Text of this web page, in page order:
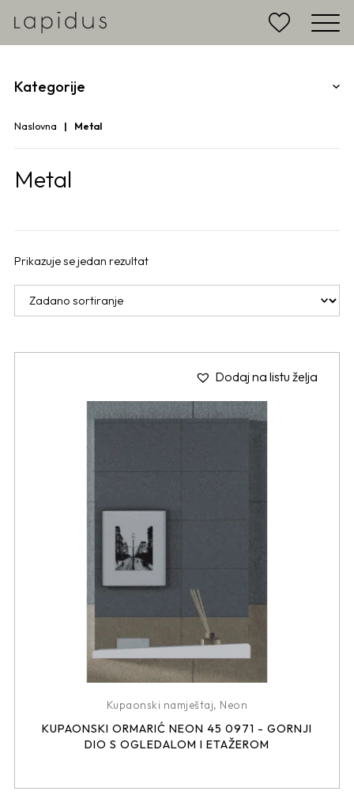
Kategorije
Naslovna Metal
Metal
Prikazuje se jedan rezultat
Dodaj na listu želja
Kupaonski namještaj, Neon
KUPAONSKI ORMARIĆ NEON 45 0971 - GORNJI
DIO S OGLEDALOM I ETAŽEROM